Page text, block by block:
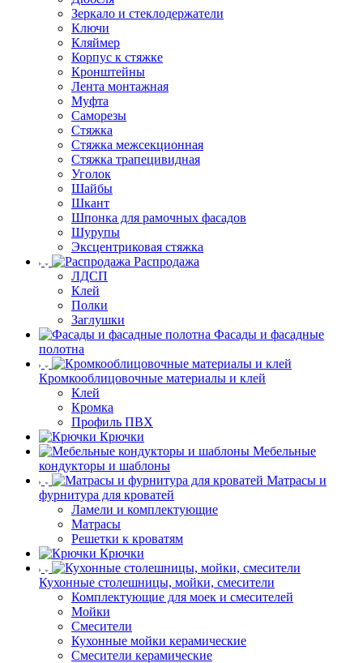
Зеркало и стеклодержатели
Ключи
Кляймер
Корпус к стяжке
Кронштейны
Лента монтажная
Муфта
Саморезы
Стяжка
Стяжка межсекционная
Стяжка трапецивидная
Уголок
Шайбы
Шкант
Шпонка для рамочных фасадов
Шурупы
Эксцентриковая стяжка
Распродажа
ЛДСП
Клей
Полки
Заглушки
Фасады и фасадные
полотна
Кромкооблицовочные материалы и клей
Клей
Кромка
Профиль ПВХ
Крючки
Мебельные
кондукторы и шаблоны
Матрасы и
фурнитура для кроватей
Ламели и комплектующие
Матрасы
Решетки к кроватям
Крючки
Кухонные столешницы, мойки, смесители
Комплектующие для моек и смесителей
Мойки
Смесители
Кухонные мойки керамические
Смесители керамические